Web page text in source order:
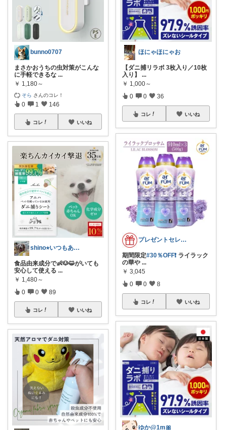
bunno0707
まさかおうちの虫対策がこんな
に手軽できるな ...
￥ 1,180～
そら さんのコレ！
0 1 146
コレ いいね
shino⭐︎いつもありがとう🐶🐾
食品由来成分で👶🐶😺がいても
安心して使える ...
￥ 1,480～
0 0 89
コレ いいね
ほにゃほにゃお
【ダニ捕リラボ 3枚入り／10枚
入り】 ...
￥ 1,000～
0 0 36
コレ いいね
プレゼントセレクト館024
期間限定#30％OFF❗ ライラック
の華や ...
￥ 3,045
0 0 8
コレ いいね
ゆか@1m🎀